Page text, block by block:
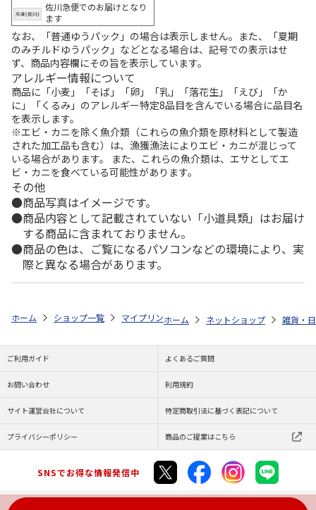
佐川急便でのお届けとなり
ます
なお、「普通ゆうパック」の場合は表示しません。また、「夏期
のみチルドゆうパック」などとなる場合は、記号での表示はせ
ず、商品内容欄にその旨を表示しています。
アレルギー情報について
商品に「小麦」「そば」「卵」「乳」「落花生」「えび」「か
に」「くるみ」のアレルギー特定8品目を含んでいる場合に品目名
を表示します。
※エビ・カニを除く魚介類（これらの魚介類を原材料として製造
された加工品も含む）は、漁獲漁法によりエビ・カニが混じって
いる場合があります。 また、これらの魚介類は、エサとしてエ
ビ・カニを食べている可能性があります。
その他
商品写真はイメージです。
商品内容として記載されていない「小道具類」はお届け
する商品に含まれておりません。
商品の色は、ご覧になるパソコンなどの環境により、実
際と異なる場合があります。
ホーム ショップ一覧 マイプリント カーステッカー【ポメプー
ホーム ネットショップ 雑貨・
ご利用ガイド よくあるご質問
お問い合わせ 利用規約
サイト運営会社について 特定商取引法に基づく表記について
プライバシーポリシー 商品のご提案はこちら
SNSでお得な情報発信中